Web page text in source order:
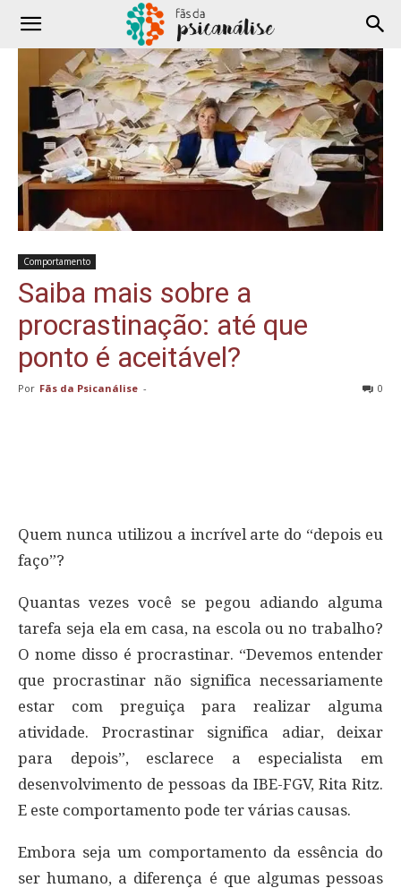
Comportamento
Saiba mais sobre a
procrastinação: até que
ponto é aceitável?
Por Fãs da Psicanálise - 0
Quem nunca utilizou a incrível arte do “depois eu
faço”?
Quantas vezes você se pegou adiando alguma
tarefa seja ela em casa, na escola ou no trabalho?
O nome disso é procrastinar. “Devemos entender
que procrastinar não significa necessariamente
estar com preguiça para realizar alguma
atividade. Procrastinar significa adiar, deixar
para depois”, esclarece a especialista em
desenvolvimento de pessoas da IBE-FGV, Rita Ritz.
E este comportamento pode ter várias causas.
Embora seja um comportamento da essência do
ser humano, a diferença é que algumas pessoas